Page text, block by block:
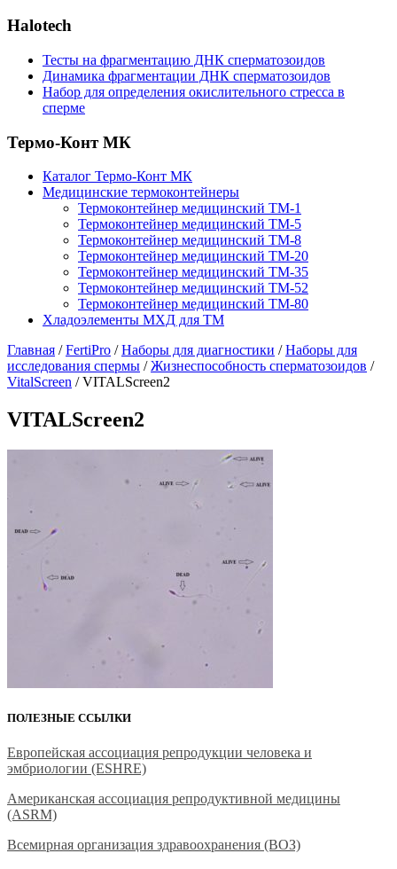
Halotech
Тесты на фрагментацию ДНК сперматозоидов
Динамика фрагментации ДНК сперматозоидов
Набор для определения окислительного стресса в
сперме
Термо-Конт МК
Каталог Термо-Конт МК
Медицинские термоконтейнеры
Термоконтейнер медицинский ТМ-1
Термоконтейнер медицинский ТМ-5
Термоконтейнер медицинский ТМ-8
Термоконтейнер медицинский ТМ-20
Термоконтейнер медицинский ТМ-35
Термоконтейнер медицинский ТМ-52
Термоконтейнер медицинский ТМ-80
Хладоэлементы МХД для ТМ
Главная /FertiPro /Наборы для диагностики /Наборы для
исследования спермы /Жизнеспособность сперматозоидов /
VitalScreen /VITALScreen2
VITALScreen2
ПОЛЕЗНЫЕ ССЫЛКИ
Европейская ассоциация репродукции человека и
эмбриологии (ESHRE)
Американская ассоциация репродуктивной медицины
(ASRM)
Всемирная организация здравоохранения (ВОЗ)